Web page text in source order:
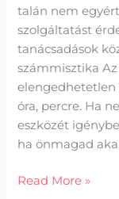
talán nem
szolgáltatást
tanácsadások
számmisztika
elengedhetetlen
óra, percre. Ha
eszközét
ha önmagad
Read More »